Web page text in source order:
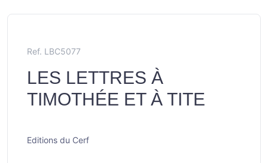
Ref. LBC5077
LES LETTRES À
TIMOTHÉE ET À TITE
Editions du Cerf